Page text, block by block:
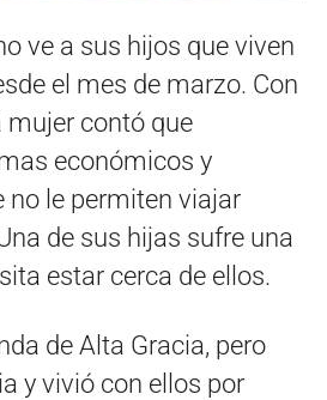
ve a sus hijos que viven
el mes de marzo. Con
mujer contó que
económicos y
no le permiten viajar
de sus hijas sufre una
estar cerca de ellos.
de Alta Gracia, pero
y vivió con ellos por